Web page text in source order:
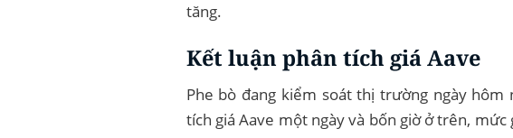
tăng.
Kết luận phân tích giá Aave
Phe bò đang kiểm soát thị trường ngày
tích giá Aave một ngày và bốn giờ ở trên,